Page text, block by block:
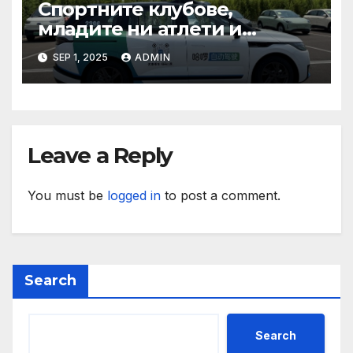
Спортните клубове,
младите ни атлети и
техните треньори имат
нужда от нашата подкрепа
и ние ще им я осигурим
SEP 1, 2025 ADMIN
Leave a Reply
You must be logged in to post a comment.
Search
Search